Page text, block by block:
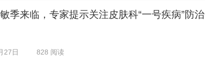
季来临，专家提示关注皮肤科“一号疾病”防治
27日 828 阅读